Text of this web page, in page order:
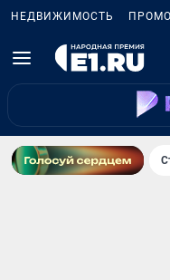
НЕДВИЖИМОСТЬ